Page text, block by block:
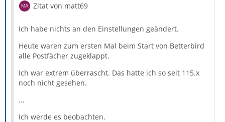
Zitat von matt69
Ich habe nichts an den Einstellungen geändert.
Heute waren zum ersten Mal beim Start von Betterbird
alle Postfächer zugeklappt.
Ich war extrem überrascht. Das hatte ich so seit 115.x
noch nicht gesehen.
...
Ich werde es beobachten.